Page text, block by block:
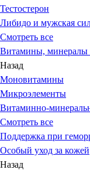
Тестостерон
Либидо и мужская
Смотреть все
Витамины, минералы
Назад
Моновитамины
Микроэлементы
Витаминно-
Смотреть все
Поддержка при
Особый уход за кожей
Назад